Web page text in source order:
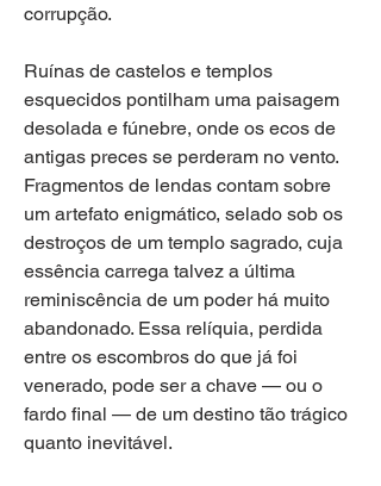
corrupção.
Ruínas de castelos e templos
esquecidos pontilham uma paisagem
desolada e fúnebre, onde os ecos de
antigas preces se perderam no vento.
Fragmentos de lendas contam sobre
um artefato enigmático, selado sob os
destroços de um templo sagrado, cuja
essência carrega talvez a última
reminiscência de um poder há muito
abandonado. Essa relíquia, perdida
entre os escombros do que já foi
venerado, pode ser a chave — ou o
fardo final — de um destino tão trágico
quanto inevitável.